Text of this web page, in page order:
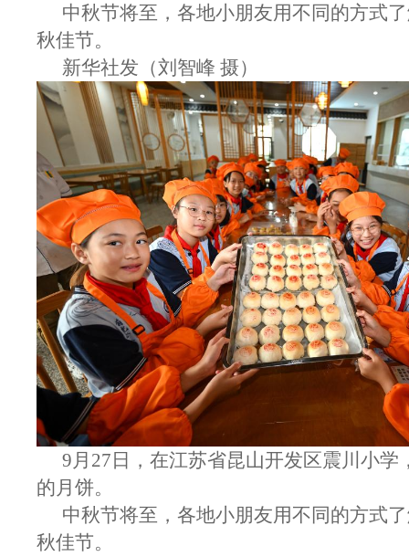
中秋节将至，各地小朋友用不同的方式
秋佳节。
新华社发（刘智峰 摄）
9月27日，在江苏省昆山开发区震川小学
的月饼。
中秋节将至，各地小朋友用不同的方式
秋佳节。